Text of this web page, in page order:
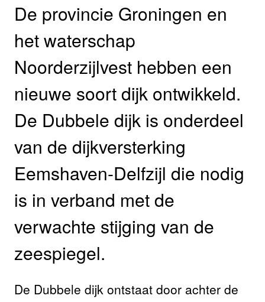
De provincie Groningen en
het waterschap
Noorderzijlvest hebben een
nieuwe soort dijk ontwikkeld.
De Dubbele dijk is onderdeel
van de dijkversterking
Eemshaven-Delfzijl die nodig
is in verband met de
verwachte stijging van de
zeespiegel.
De Dubbele dijk ontstaat door achter de